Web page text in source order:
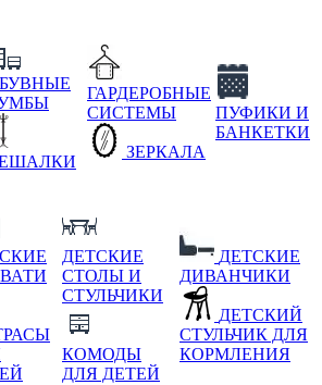
ГАРДЕРОБНЫЕ
СИСТЕМЫ
ЗЕРКАЛА
ПУФИКИ И
БАНКЕТКИ
ДЕТСКИЕ
СТОЛЫ И
СТУЛЬЧИКИ
КОМОДЫ
ДЛЯ ДЕТЕЙ
ДЕТСКИЕ
ДИВАНЧИКИ
ДЕТСКИЙ
СТУЛЬЧИК ДЛЯ
КОРМЛЕНИЯ